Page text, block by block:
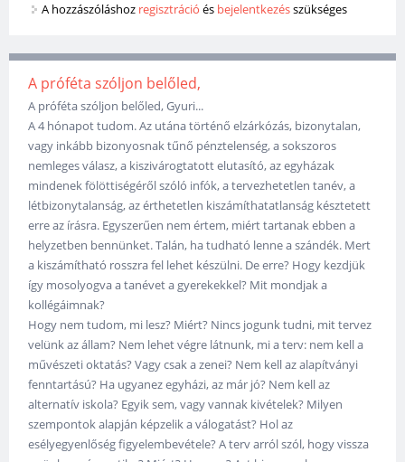
A hozzászóláshoz regisztráció és bejelentkezésszükséges
A próféta szóljon belőled,
A próféta szóljon belőled, Gyuri...
A 4 hónapot tudom. Az utána történő elzárkózás, bizonytalan,
vagy inkább bizonyosnak tűnő pénztelenség, a sokszoros
nemleges válasz, a kiszivárogtatott elutasító, az egyházak
mindenek fölöttiségéről szóló infók, a tervezhetetlen tanév, a
létbizonytalanság, az érthetetlen kiszámíthatatlanság késztetett
erre az írásra. Egyszerűen nem értem, miért tartanak ebben a
helyzetben bennünket. Talán, ha tudható lenne a szándék. Mert
a kiszámítható rosszra fel lehet készülni. De erre? Hogy kezdjük
így mosolyogva a tanévet a gyerekekkel? Mit mondjak a
kollégáimnak?
Hogy nem tudom, mi lesz? Miért? Nincs jogunk tudni, mit tervez
velünk az állam? Nem lehet végre látnunk, mi a terv: nem kell a
művészeti oktatás? Vagy csak a zenei? Nem kell az alapítványi
fenntartású? Ha ugyanez egyházi, az már jó? Nem kell az
alternatív iskola? Egyik sem, vagy vannak kivételek? Milyen
szempontok alapján képzelik a válogatást? Hol az
esélyegyenlőség figyelembevétele? A terv arról szól, hogy vissza